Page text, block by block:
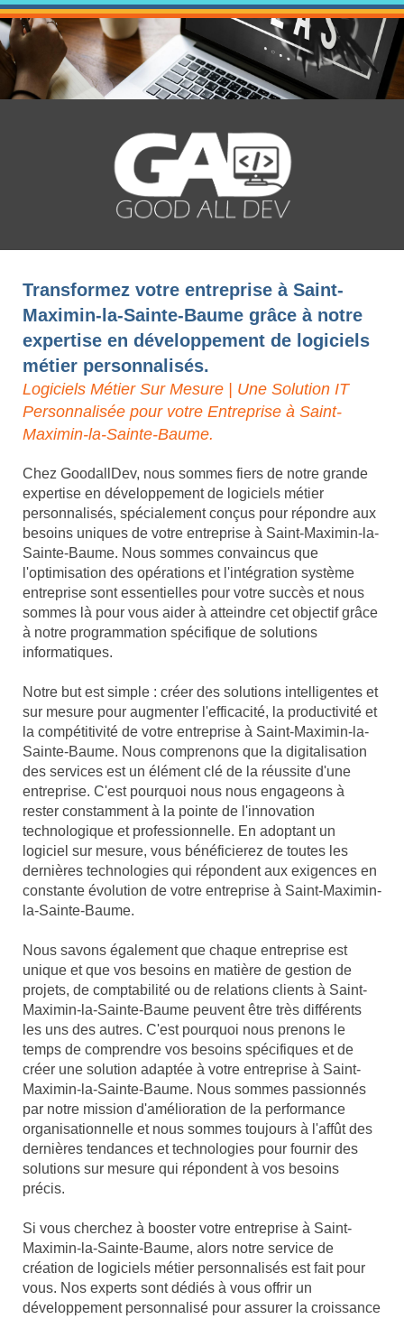
Transformez votre entreprise à Saint-
Maximin-la-Sainte-Baume grâce à notre
expertise en développement de logiciels
métier personnalisés.
Logiciels Métier Sur Mesure | Une Solution IT
Personnalisée pour votre Entreprise à Saint-
Maximin-la-Sainte-Baume.
Chez GoodallDev, nous sommes fiers de notre grande
expertise en développement de logiciels métier
personnalisés, spécialement conçus pour répondre aux
besoins uniques de votre entreprise à Saint-Maximin-la-
Sainte-Baume. Nous sommes convaincus que
l'optimisation des opérations et l'intégration système
entreprise sont essentielles pour votre succès et nous
sommes là pour vous aider à atteindre cet objectif grâce
à notre programmation spécifique de solutions
informatiques.
Notre but est simple : créer des solutions intelligentes et
sur mesure pour augmenter l'efficacité, la productivité et
la compétitivité de votre entreprise à Saint-Maximin-la-
Sainte-Baume. Nous comprenons que la digitalisation
des services est un élément clé de la réussite d'une
entreprise. C'est pourquoi nous nous engageons à
rester constamment à la pointe de l'innovation
technologique et professionnelle. En adoptant un
logiciel sur mesure, vous bénéficierez de toutes les
dernières technologies qui répondent aux exigences en
constante évolution de votre entreprise à Saint-Maximin-
la-Sainte-Baume.
Nous savons également que chaque entreprise est
unique et que vos besoins en matière de gestion de
projets, de comptabilité ou de relations clients à Saint-
Maximin-la-Sainte-Baume peuvent être très différents
les uns des autres. C'est pourquoi nous prenons le
temps de comprendre vos besoins spécifiques et de
créer une solution adaptée à votre entreprise à Saint-
Maximin-la-Sainte-Baume. Nous sommes passionnés
par notre mission d'amélioration de la performance
organisationnelle et nous sommes toujours à l'affût des
dernières tendances et technologies pour fournir des
solutions sur mesure qui répondent à vos besoins
précis.
Si vous cherchez à booster votre entreprise à Saint-
Maximin-la-Sainte-Baume, alors notre service de
création de logiciels métier personnalisés est fait pour
vous. Nos experts sont dédiés à vous offrir un
développement personnalisé pour assurer la croissance